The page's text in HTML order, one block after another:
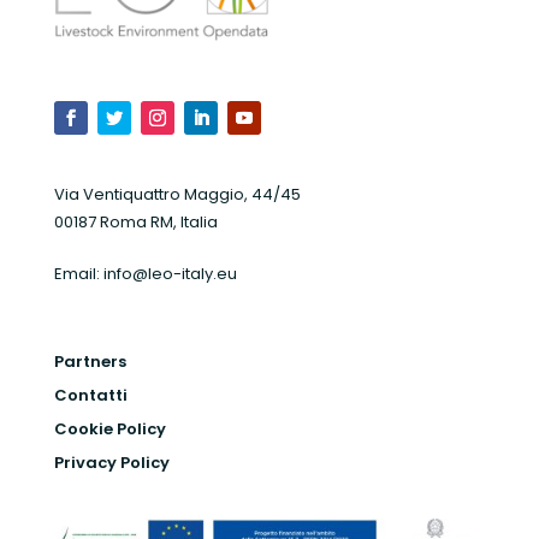
Via Ventiquattro Maggio, 44/45
00187 Roma RM, Italia
Email: info@leo-italy.eu
Partners
Contatti
Cookie Policy
Privacy Policy